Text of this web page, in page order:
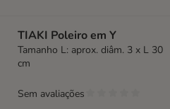
TIAKI Poleiro em Y
Tamanho L: aprox. diâm. 3 x L 30
cm
Sem avaliações